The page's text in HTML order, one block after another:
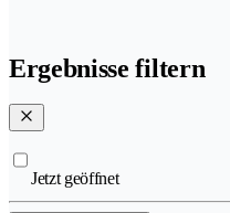
Ergebnisse filtern
Jetzt geöffnet